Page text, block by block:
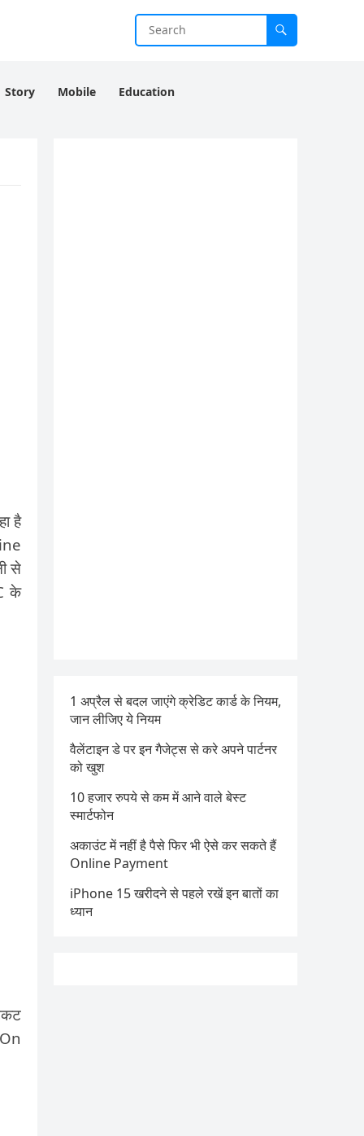
Story Mobile Education
है
से
के
1 अप्रैल से बदल जाएंगे क्रेडिट कार्ड के नियम,
जान लीजिए ये नियम
वैलेंटाइन डे पर इन गैजेट्स से करे अपने पार्टनर
को खुश
10 हजार रुपये से कम में आने वाले बेस्ट
स्मार्टफोन
अकाउंट में नहीं है पैसे फिर भी ऐसे कर सकते हैं
Online Payment
iPhone 15 खरीदने से पहले रखें इन बातों का
ध्यान